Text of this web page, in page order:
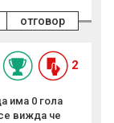
отговор
2
има 0 гола
вижда че